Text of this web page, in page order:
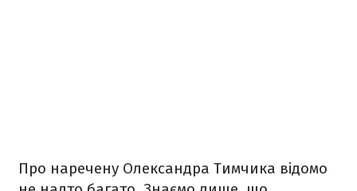
Про наречену Олександра Тимчика відомо